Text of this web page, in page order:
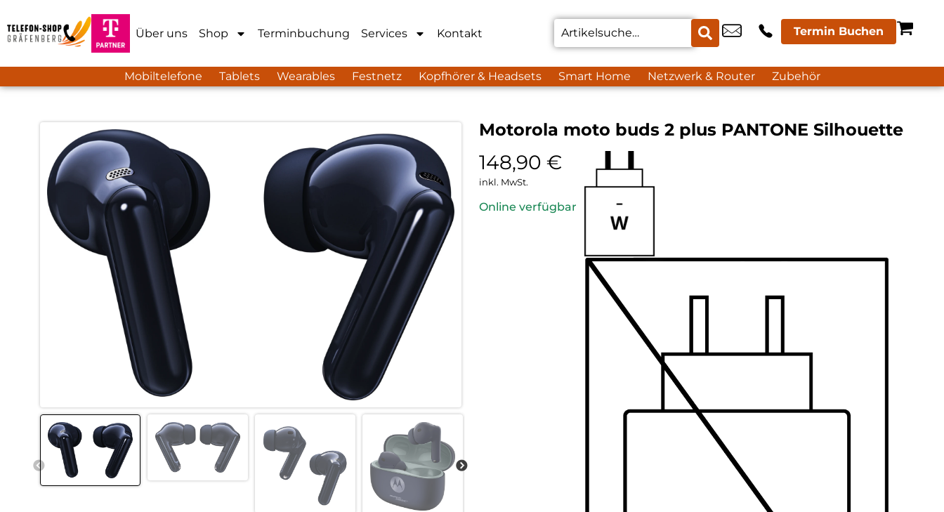
Über uns Shop Terminbuchung Services Kontakt Termin Buchen
Mobiltelefone Tablets Wearables Festnetz Kopfhörer & Headsets Smart Home Netzwerk & Router Zubehör
Motorola moto buds 2 plus PANTONE Silhouette
148,90 €
inkl. MwSt.
Online verfügbar